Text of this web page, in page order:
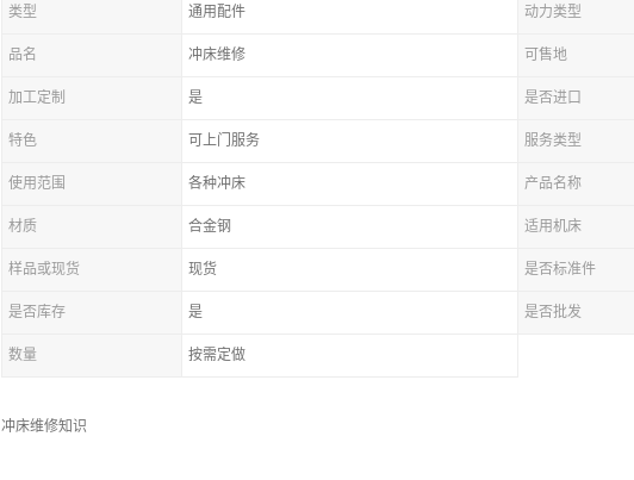
类型 通用配件 动力类型
品名 冲床维修 可售地
加工定制 是 是否进口
特色 可上门服务 服务类型
使用范围 各种冲床 产品名称
材质 合金钢 适用机床
样品或现货 现货 是否标准件
是否库存 是 是否批发
数量 按需定做
冲床维修知识